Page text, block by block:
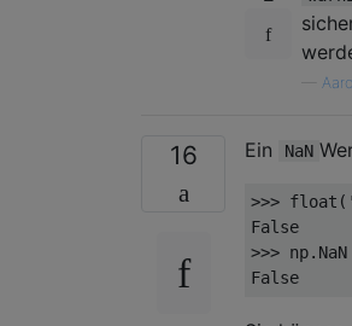
16 Ein NaN
>>> float (
False
>>>
False